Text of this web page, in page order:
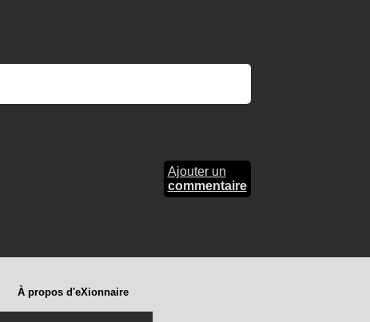
Ajouter un
commentaire
À propos d'eXionnaire